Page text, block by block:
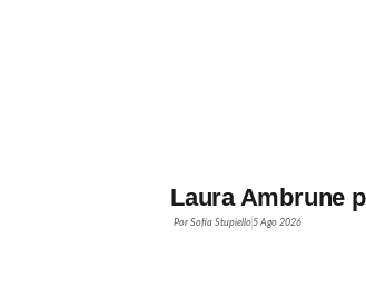
Laura Ambrune
Por Sofía Stupiello 5 Ago 2026